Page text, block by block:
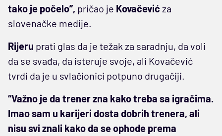
tako je počelo”, pričao je Kovačević za
slovenačke medije.
Rijeru prati glas da je težak za saradnju, da voli
da se svađa, da isteruje svoje, ali Kovačević
tvrdi da je u svlačionici potpuno drugačiji.
“Važno je da trener zna kako treba sa igračima.
Imao sam u karijeri dosta dobrih trenera, ali
nisu svi znali kako da se ophode prema